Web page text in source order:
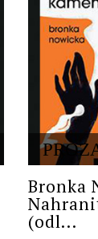
Bronka
(odl...